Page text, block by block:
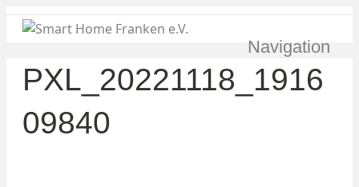
Navigation
PXL_20221118_1916
09840